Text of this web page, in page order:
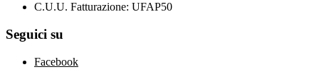
C.U.U. Fatturazione: UFAP50
Seguici su
Facebook